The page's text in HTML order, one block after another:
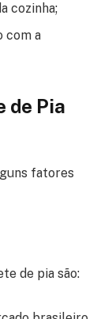
cozinha;
com a
de Pia
fatores
de pia são: